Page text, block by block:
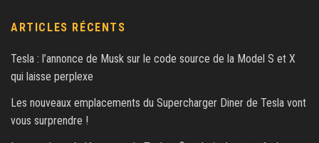
ARTICLES RÉCENTS
Tesla : l’annonce de Musk sur le code source de la Model S et X
qui laisse perplexe
Les nouveaux emplacements du Supercharger Diner de Tesla vont
vous surprendre !